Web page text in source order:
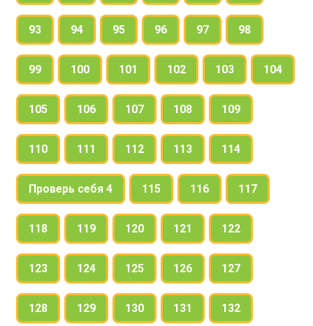
93 94 95 96 97 98
99 100 101 102 103 104
105 106 107 108 109
110 111 112 113 114
Проверь себя 4 115 116 117
118 119 120 121 122
123 124 125 126 127
128 129 130 131 132